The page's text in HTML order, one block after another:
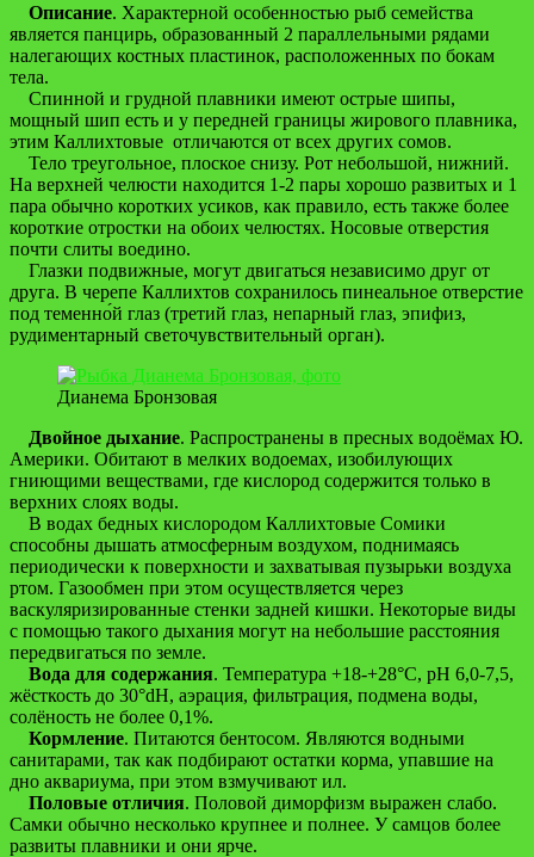
Описание. Характерной особенностью рыб семейства
является панцирь, образованный 2 параллельными рядами
налегающих костных пластинок, расположенных по бокам
тела.
Спинной и грудной плавники имеют острые шипы,
мощный шип есть и у передней границы жирового плавника,
этим Каллихтовые отличаются от всех других сомов.
Тело треугольное, плоское снизу. Рот небольшой, нижний.
На верхней челюсти находится 1-2 пары хорошо развитых и 1
пара обычно коротких усиков, как правило, есть также более
короткие отростки на обоих челюстях. Носовые отверстия
почти слиты воедино.
Глазки подвижные, могут двигаться независимо друг от
друга. В черепе Каллихтов сохранилось пинеальное отверстие
под теменно́й глаз (третий глаз, непарный глаз, эпифиз,
рудиментарный светочувствительный орган).
Дианема Бронзовая
Двойное дыхание. Распространены в пресных водоёмах Ю.
Америки. Обитают в мелких водоемах, изобилующих
гниющими веществами, где кислород содержится только в
верхних слоях воды.
В водах бедных кислородом Каллихтовые Сомики
способны дышать атмосферным воздухом, поднимаясь
периодически к поверхности и захватывая пузырьки воздуха
ртом. Газообмен при этом осуществляется через
васкуляризированные стенки задней кишки. Некоторые виды
с помощью такого дыхания могут на небольшие расстояния
передвигаться по земле.
Вода для содержания. Температура +18-+28°C, pH 6,0-7,5,
жёсткость до 30°dH, аэрация, фильтрация, подмена воды,
солёность не более 0,1%.
Кормление. Питаются бентосом. Являются водными
санитарами, так как подбирают остатки корма, упавшие на
дно аквариума, при этом взмучивают ил.
Половые отличия. Половой диморфизм выражен слабо.
Самки обычно несколько крупнее и полнее. У самцов более
развиты плавники и они ярче.